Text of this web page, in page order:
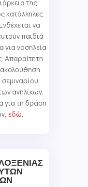
της
κατάλληλες
να
παιδιά
νοσηλεία
Απαραίτητη
ανηλίκων.
για τη δράση
εδώ